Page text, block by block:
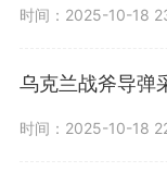
时间：2025-10-18
乌克兰战斧导弹
时间：2025-10-18